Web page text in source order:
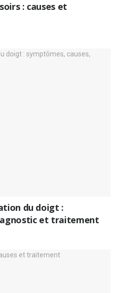
: causes et
du doigt :
et traitement